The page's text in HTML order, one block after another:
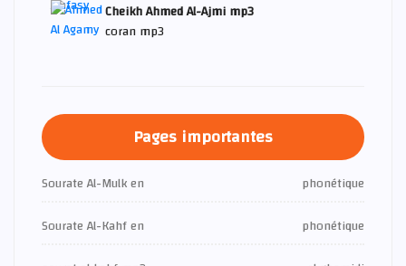
Cheikh Ahmed Al-Ajmi mp3
coran mp3
Pages importantes
Sourate Al-Mulk en
phonétique
Sourate Al-Kahf en
phonétique